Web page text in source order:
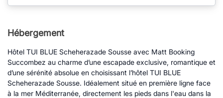
Hébergement
Hôtel TUI BLUE Scheherazade Sousse avec Matt Booking
Succombez au charme d’une escapade exclusive, romantique et
d’une sérénité absolue en choisissant l’hôtel TUI BLUE
Scheherazade Sousse. Idéalement situé en première ligne face
à la mer Méditerranée, directement les pieds dans l'eau dans la